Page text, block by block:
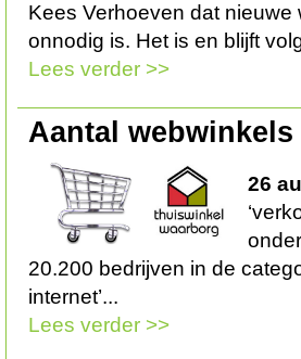
Kees Verhoeven dat
onnodig is. Het is en blijft
Lees verder >>
Aantal webwinkels
26
20.200 bedrijven in de
internet’...
Lees verder >>